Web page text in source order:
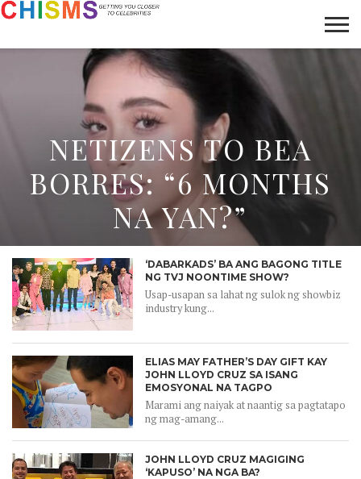
LIFESTYLE
GALLERY
ARTICLES
ABOUT
NETIZENS TO BEA
BORRES: “6 MONTHS
NA YAN?”
‘DABARKADS’ BA ANG BAGONG TITLE
NG TVJ NOONTIME SHOW?
Usap-usapan sa lahat ng sulok ng showbiz
industry kung...
ELIAS MAY FATHER’S DAY GIFT KAY
JOHN LLOYD CRUZ SA ISANG
EMOSYONAL NA TAGPO
Marami ang naiyak at naantig sa pagtatapo
ng mag-amang...
JOHN LLOYD CRUZ MAGIGING
‘KAPUSO’ NA NGA BA?